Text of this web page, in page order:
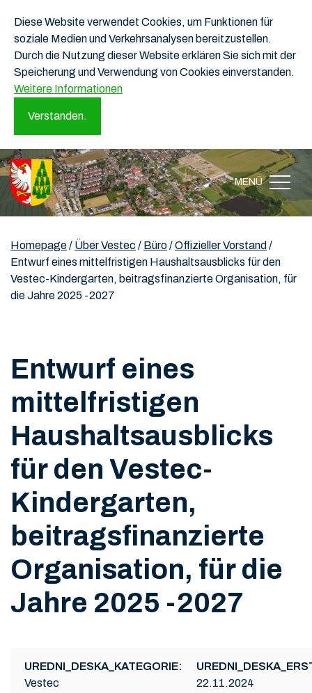
Diese Website verwendet Cookies, um Funktionen für
soziale Medien und Verkehrsanalysen bereitzustellen.
Durch die Nutzung dieser Website erklären Sie sich mit der
Speicherung und Verwendung von Cookies einverstanden.
Weitere Informationen
Verstanden.
MENÜ
Homepage/ Über Vestec / Büro/Offizieller Vorstand /
Entwurf eines mittelfristigen Haushaltsausblicks für den
Vestec-Kindergarten, beitragsfinanzierte Organisation, für
die Jahre 2025 -2027
Entwurf eines
mittelfristigen
Haushaltsausblicks
für den Vestec-
Kindergarten,
beitragsfinanzierte
Organisation, für die
Jahre 2025 -2027
UREDNI_DESKA_KATEGORIE:
Vestec
22.11.2024